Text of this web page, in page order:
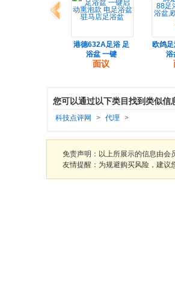
港德632A足浴 足
浴盆 一键
面议
欧鸽
浴
您可以通过以下类目找到类似信
科技点评网 > 代理 >
免责声明：以上所展示的信息由会
友情提醒：为规避购买风险，建议